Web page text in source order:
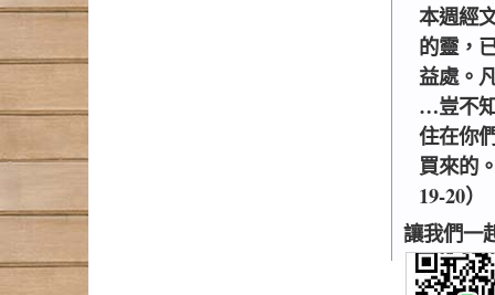
本週經
的靈，
益處。
…豈不
住在你
買來的
19-20）
讓我們一